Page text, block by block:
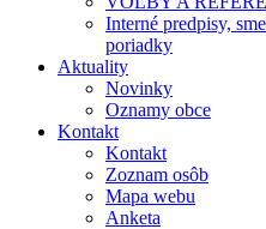
Interné predpisy,
poriadky
Aktuality
Novinky
Oznamy obce
Kontakt
Kontakt
Zoznam osôb
Mapa webu
Anketa